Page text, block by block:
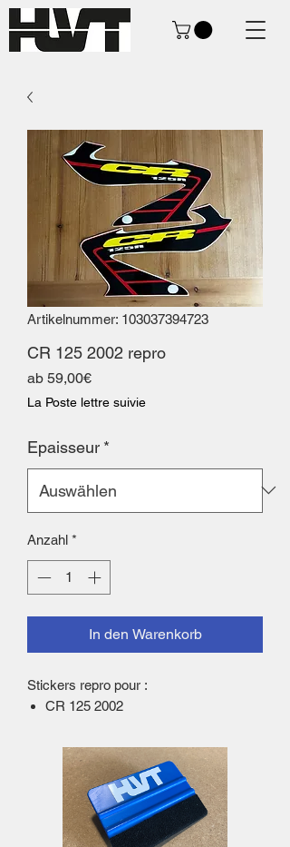
Artikelnummer: 103037394723
CR 125 2002 repro
ab 59,00€Sale-
Preis
La Poste lettre suivie
Epaisseur *
Anzahl *
In den Warenkorb
Stickers repro pour :
CR 125 2002